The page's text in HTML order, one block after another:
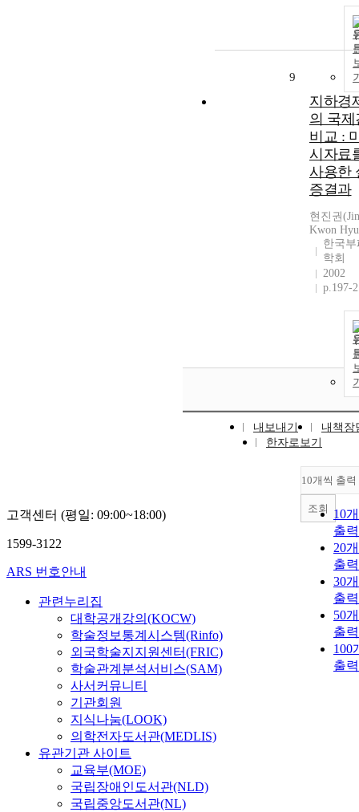
9
지하경
의 국제
비교 :
시자료
사용한
증결과
현진권(Jin
Kwon
한국부
학회
2002
p.197-
내보내기
내책장
한자로보기
10개씩 출력
10
출력
20
출력
30
출력
50
출력
100
출력
조회
고객센터 (평일: 09:00~18:00)
1599-3122
ARS 번호안내
관련누리집
대학공개강의(KOCW)
학술정보통계시스템(Rinfo)
외국학술지지원센터(FRIC)
학술관계분석서비스(SAM)
사서커뮤니티
기관회원
지식나눔(LOOK)
의학전자도서관(MEDLIS)
유관기관 사이트
교육부(MOE)
국립장애인도서관(NLD)
국립중앙도서관(NL)